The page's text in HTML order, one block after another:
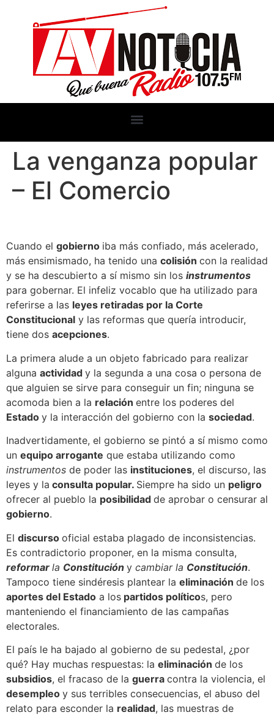
La venganza popular
– El Comercio
Cuando el gobierno iba más confiado, más acelerado,
más ensimismado, ha tenido una colisión con la realidad
y se ha descubierto a sí mismo sin los instrumentos
para gobernar. El infeliz vocablo que ha utilizado para
referirse a las leyes retiradas por la Corte
Constitucional y las reformas que quería introducir,
tiene dos acepciones.
La primera alude a un objeto fabricado para realizar
alguna actividad y la segunda a una cosa o persona de
que alguien se sirve para conseguir un fin; ninguna se
acomoda bien a la relación entre los poderes del
Estado y la interacción del gobierno con la sociedad.
Inadvertidamente, el gobierno se pintó a sí mismo como
un equipo arrogante que estaba utilizando como
instrumentos de poder las instituciones, el discurso, las
leyes y la consulta popular. Siempre ha sido un peligro
ofrecer al pueblo la posibilidad de aprobar o censurar al
gobierno.
El discurso oficial estaba plagado de inconsistencias.
Es contradictorio proponer, en la misma consulta,
reformar la Constitución y cambiar la Constitución.
Tampoco tiene sindéresis plantear la eliminación de los
aportes del Estado a los partidos políticos, pero
manteniendo el financiamiento de las campañas
electorales.
El país le ha bajado al gobierno de su pedestal, ¿por
qué? Hay muchas respuestas: la eliminación de los
subsidios, el fracaso de la guerra contra la violencia, el
desempleo y sus terribles consecuencias, el abuso del
relato para esconder la realidad, las muestras de